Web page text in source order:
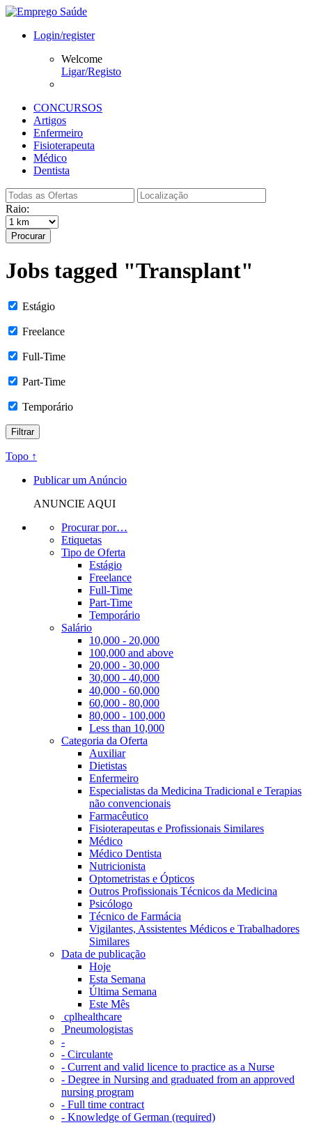
Login/register
Welcome
Ligar/Registo
CONCURSOS
Artigos
Enfermeiro
Fisioterapeuta
Médico
Dentista
Raio:
Procurar
Jobs tagged "Transplant"
Estágio
Freelance
Full-Time
Part-Time
Temporário
Topo ↑
Publicar um Anúncio
ANUNCIE AQUI
Procurar por…
Etiquetas
Tipo de Oferta
Estágio
Freelance
Full-Time
Part-Time
Temporário
Salário
10,000 - 20,000
100,000 and above
20,000 - 30,000
30,000 - 40,000
40,000 - 60,000
60,000 - 80,000
80,000 - 100,000
Less than 10,000
Categoria da Oferta
Auxiliar
Dietistas
Enfermeiro
Especialistas da Medicina Tradicional e Terapias
não convencionais
Farmacêutico
Fisioterapeutas e Profissionais Similares
Médico
Médico Dentista
Nutricionista
Optometristas e Ópticos
Outros Profissionais Técnicos da Medicina
Psicólogo
Técnico de Farmácia
Vigilantes, Assistentes Médicos e Trabalhadores
Similares
Data de publicação
Hoje
Esta Semana
Última Semana
Este Mês
‎ cplhealthcare‬
Pneumologistas
-
- Circulante
- Current and valid licence to practice as a Nurse
- Degree in Nursing and graduated from an approved
nursing program
- Full time contract
- Knowledge of German (required)